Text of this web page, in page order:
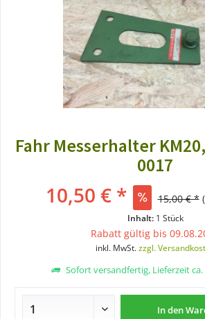
Fahr Messerhalter
0017
10,50 € * 15,00 € *
Inhalt: 1 Stück
Rabatt gültig bis
inkl. MwSt.zzgl.
Sofort versandfertig, Lieferzeit
In den